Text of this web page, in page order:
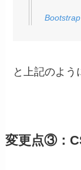
と上記のよう
変更点③：